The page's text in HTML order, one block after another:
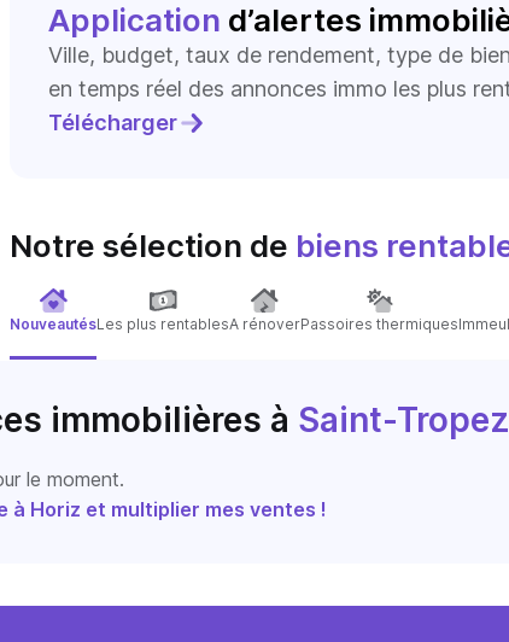
Application d’alertes
Ville, budget, taux de rendement, type de
en temps réel des annonces immo les plus
Télécharger
Notre sélection de biens
NouveautésLes plus rentablesA rénoverPassoires thermiques
immobilières à Saint-Tropez
le moment.
à Horiz et multiplier mes ventes !